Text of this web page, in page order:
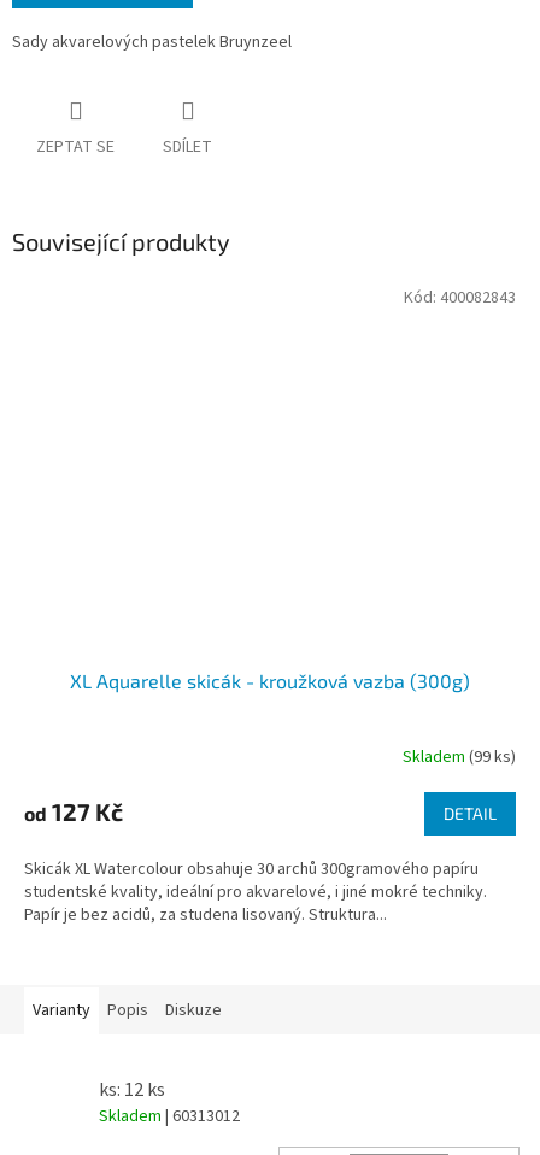
Sady akvarelových pastelek Bruynzeel
ZEPTAT SE SDÍLET
Související produkty
XL Aquarelle skicák - kroužková vazba (300g)
Skladem (99 ks)
od 127 Kč DETAIL
Skicák XL Watercolour obsahuje 30 archů 300gramového papíru
studentské kvality, ideální pro akvarelové, i jiné mokré techniky.
Papír je bez acidů, za studena lisovaný. Struktura...
Kód: 400082843
Varianty Popis Diskuze
ks: 12 ks
Skladem | 60313012